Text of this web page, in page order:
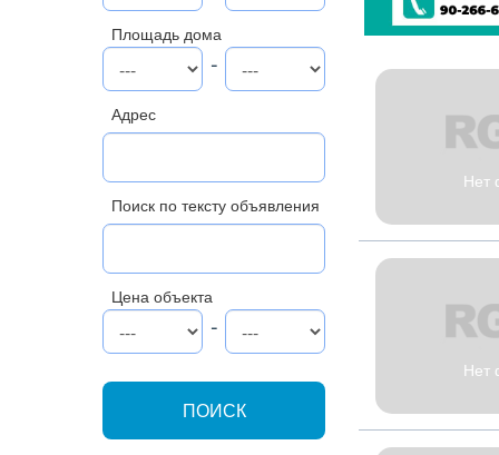
Площадь дома
-
Адрес
Поиск по тексту объявления
Цена объекта
-
ПОИСК
Нет
Нет